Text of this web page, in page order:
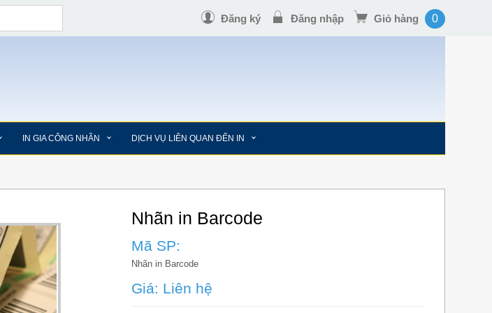
Đăng ký Đăng nhập Giỏ hàng 0
IN GIA CÔNG NHÃN DỊCH VỤ LIÊN QUAN ĐẾN IN
Nhãn in Barcode
Mã SP:
Nhãn in Barcode
Giá: Liên hệ